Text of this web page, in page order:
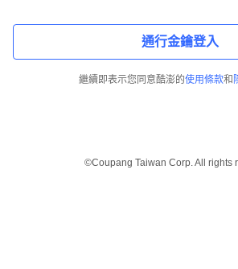
通行金鑰登入
繼續即表示您同意酷澎的使用條款和
©Coupang Taiwan Corp. All rights